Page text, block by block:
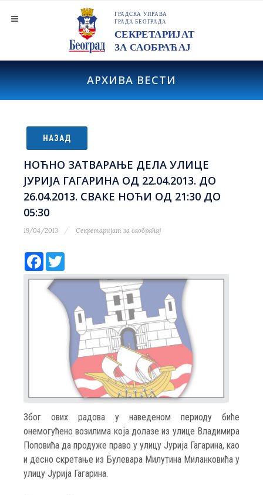
АРХИВА ВЕСТИ
НАЗАД
НОЋНО ЗАТВАРАЊЕ ДЕЛА УЛИЦЕ
ЈУРИЈА ГАГАРИНА ОД 22.04.2013. ДО
26.04.2013. СВАКЕ НОЋИ ОД 21:30 ДО
05:30
19/04/2013 Секретаријат за саобраћај
Facebook
Због ових радова у наведеном периоду биће
онемогућено возилима која долазе из улице Владимира
Поповића да продуже право у улицу Јурија Гагарина, као
и десно скретање из Булевара Милутина Миланковића у
улицу Јурија Гагарина.